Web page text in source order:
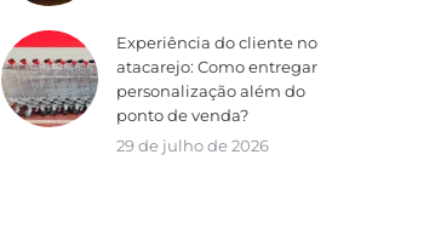
Experiência do cliente no
atacarejo: Como entregar
personalização além do
ponto de venda?
29 de julho de 2026